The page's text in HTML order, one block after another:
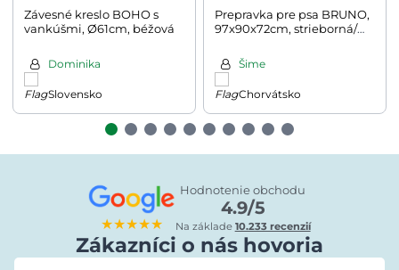
Závesné kreslo BOHO s
vankúšmi, Ø61cm, béžová
Dominika
Slovensko
Prepravka pre psa BRUNO,
97x90x72cm, strieborná/
Šime
Chorvátsko
★★★★★
Hodnotenie obchodu
4.9/5
Na základe 10.233 recenzií
Zákazníci o nás hovoria